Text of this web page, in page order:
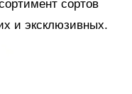
сортов
и эксклюзивных.